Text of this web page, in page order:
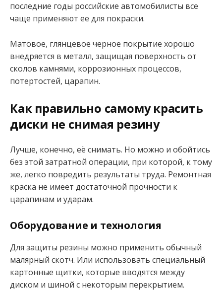
последние годы российские автомобилисты все
чаще применяют ее для покраски.
Матовое, глянцевое черное покрытие хорошо
внедряется в металл, защищая поверхность от
сколов камнями, коррозионных процессов,
потертостей, царапин.
Как правильно самому красить
диски не снимая резину
Лучше, конечно, её снимать. Но можно и обойтись
без этой затратной операции, при которой, к тому
же, легко повредить результаты труда. Ремонтная
краска не имеет достаточной прочности к
царапинам и ударам.
Оборудование и технология
Для защиты резины можно применить обычный
малярный скотч. Или использовать специальный
картонные щитки, которые вводятся между
диском и шиной с некоторым перекрытием.